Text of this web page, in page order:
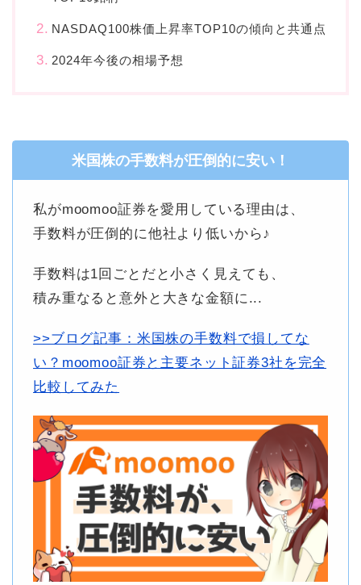
NASDAQ100株価上昇率TOP10の傾向と共通点
2024年今後の相場予想
米国株の手数料が圧倒的に安い！
私がmoomoo証券を愛用している理由は、
手数料が圧倒的に他社より低いから♪
手数料は1回ごとだと小さく見えても、
積み重なると意外と大きな金額に...
>>ブログ記事：米国株の手数料で損してな
い？moomoo証券と主要ネット証券3社を完全
比較してみた